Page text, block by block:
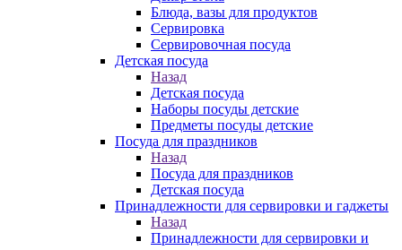
Блюда, вазы для продуктов
Сервировка
Сервировочная посуда
Детская посуда
Назад
Детская посуда
Наборы посуды детские
Предметы посуды детские
Посуда для праздников
Назад
Посуда для праздников
Детская посуда
Принадлежности для сервировки и гаджеты
Назад
Принадлежности для сервировки и